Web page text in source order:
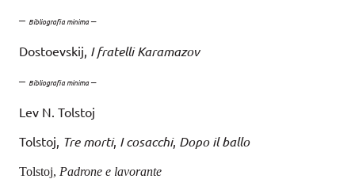
– Bibliografia minima–
Dostoevskij, I fratelli Karamazov
– Bibliografia minima–
Lev N. Tolstoj
Tolstoj, Tre morti, I cosacchi, Dopo il ballo
Tolstoj, Padrone e lavorante